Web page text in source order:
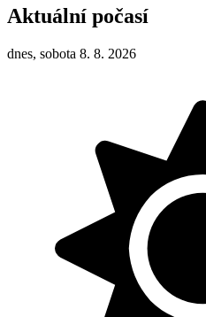
Aktuální počasí
dnes, sobota 8. 8. 2026